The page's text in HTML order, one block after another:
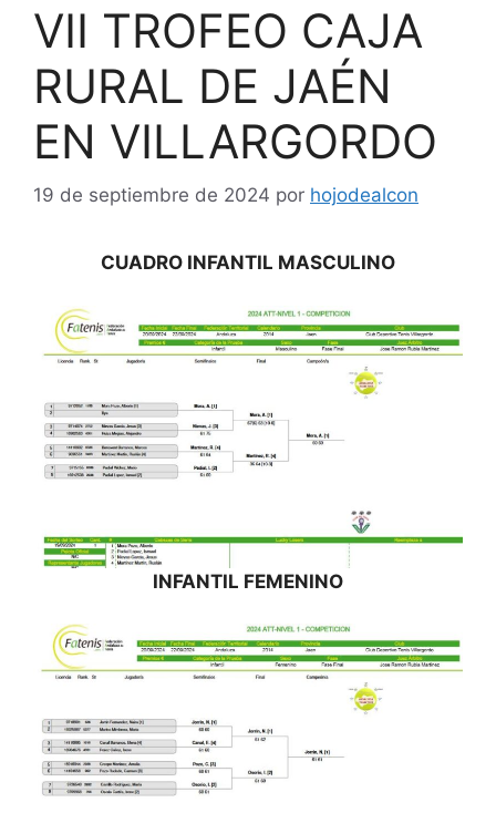
VII TROFEO CAJA
RURAL DE JAÉN
EN VILLARGORDO
19 de septiembre de 2024 por hojodealcon
CUADRO INFANTIL MASCULINO
INFANTIL FEMENINO